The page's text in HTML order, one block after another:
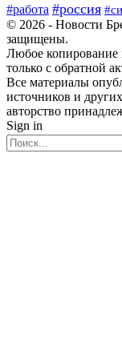
#работа #россия
© 2026 - Новости
защищены.
Любое копирование
только с обратной
Все материалы
источников и
авторство
Sign in